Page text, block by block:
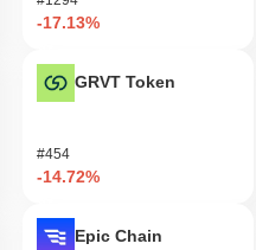
-17.13%
GRVT Token
#454
-14.72%
Epic Chain